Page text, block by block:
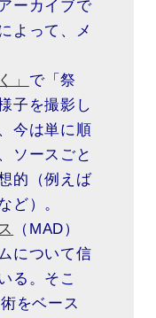
ーカイブで
よって、メ
」 で「祭
子を撮影し
今は単に順
ソースごと
的（例えば
ど）。
（MAD）
について信
る。そこ
をベース